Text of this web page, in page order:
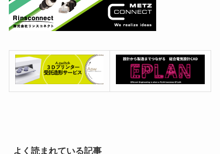
よく読まれている記事